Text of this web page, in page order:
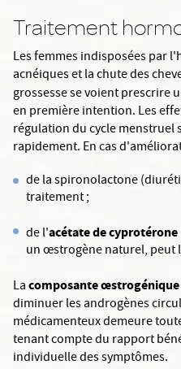
Traitement
Les femmes indisposées par
acnéiques et la chute des
grossesse se voient prescrire
en première intention. Les
régulation du cycle menstruel
rapidement. En cas
de la spironolactone
traitement ;
de l'acétate de
un œstrogène naturel, peut
Lacomposante œstrogénique
diminuer les androgènes
médicamenteux demeure
tenant compte du rapport
individuelle des symptômes.